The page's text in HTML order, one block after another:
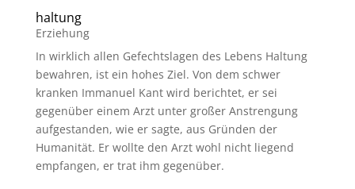
haltung
Erziehung
In wirklich allen Gefechtslagen des Lebens Haltung
bewahren, ist ein hohes Ziel. Von dem schwer
kranken Immanuel Kant wird berichtet, er sei
gegenüber einem Arzt unter großer Anstrengung
aufgestanden, wie er sagte, aus Gründen der
Humanität. Er wollte den Arzt wohl nicht liegend
empfangen, er trat ihm gegenüber.